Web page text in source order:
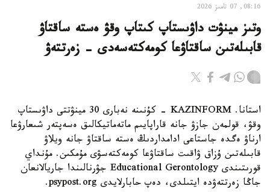
08:16, 07 تامىز 2026
وتىز مينۋت داۋىستاپ كىتاپ وقۋ ەستە ساقتاۋ
قابىلەتىن ساقتاۋعا كومەكتەسەدى - زەرتتەۋ
استانا. KAZINFORM - كۇنىنە نەبارى 30 مينۋتتى داۋىستاپ
وقۋ، قولمەن جازۋ جانە قاراپايىم ماتەماتيكالىق ەسەپتەر شىعارۋعا
ارناۋ ەگدە جاستاعى ادامداردىڭ ەستە ساقتاۋ جانە ويلاۋ
قابىلەتىن ۇزاق ۋاقىت ساقتاۋعا كومەكتەسۋى مۇمكىن. مۇنداي
قورىتىندى Educational Gerontology جۋرنالىندا جاريالانعان
جاڭا زەرتتەۋدە ايتىلدى، دەپ حابارلايدى psypost.org.